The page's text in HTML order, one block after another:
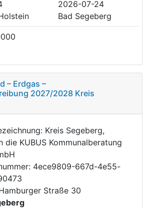
2026-07-24
Bad Segeberg
– Erdgas –
2027/2028 Kreis
Kreis Segeberg,
die KUBUS Kommunalberatung
4ece9809-667d-4e55-
Straße 30